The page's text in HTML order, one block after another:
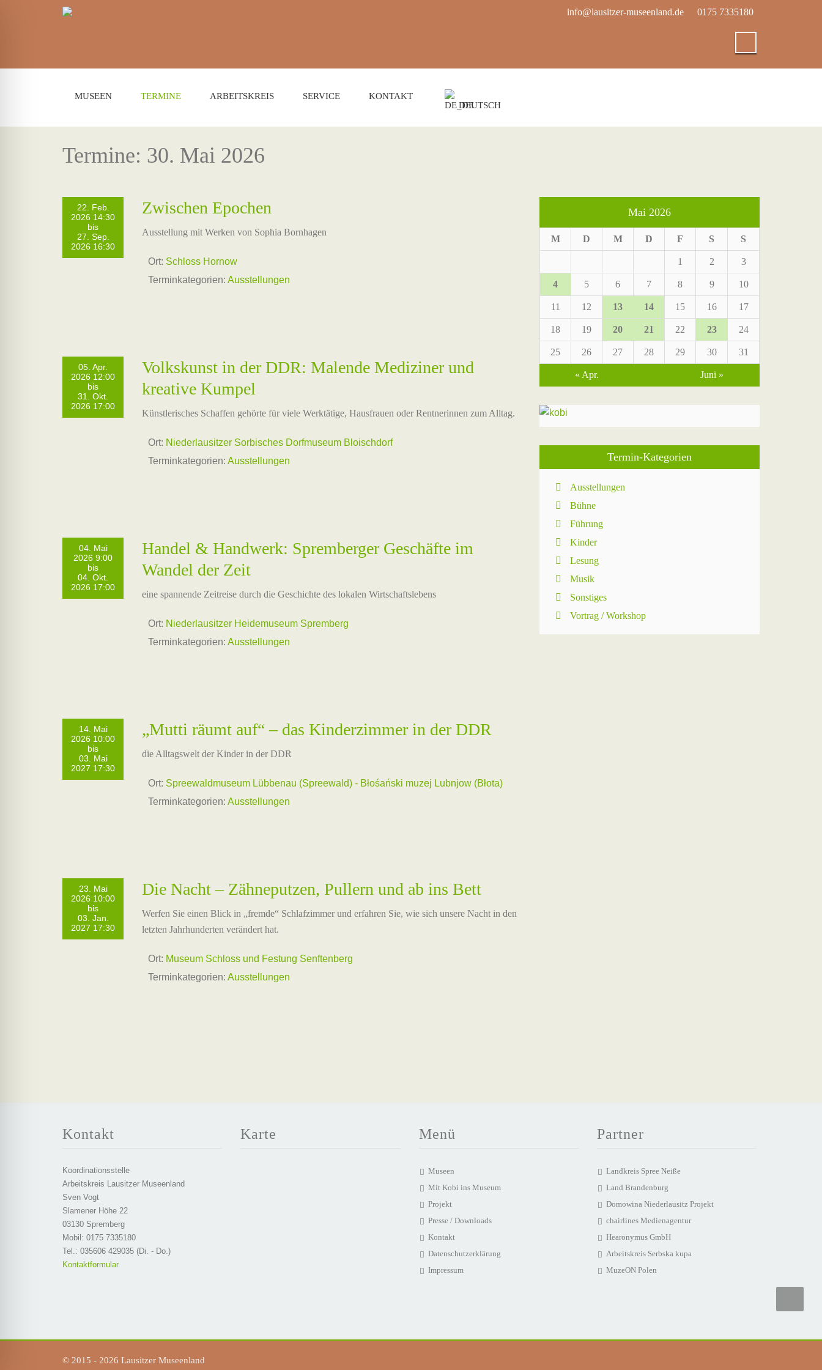
info@lausitzer-museenland.de 0175 7335180
MUSEEN TERMINE ARBEITSKREIS SERVICE
KONTAKT
DEUTSCH
Termine: 30. Mai 2026
22. Feb.
2026 14:30
bis
27. Sep.
2026 16:30
Zwischen Epochen
Ausstellung mit Werken von Sophia Bornhagen
Ort: Schloss Hornow
Terminkategorien: Ausstellungen
05. Apr.
2026 12:00
bis
31. Okt.
2026 17:00
Volkskunst in der DDR: Malende Mediziner und
kreative Kumpel
Künstlerisches Schaffen gehörte für viele Werktätige, Hausfrauen oder Rentnerinnen zum Alltag.
Ort: Niederlausitzer Sorbisches Dorfmuseum Bloischdorf
Terminkategorien: Ausstellungen
04. Mai
2026 9:00
bis
04. Okt.
2026 17:00
Handel & Handwerk: Spremberger Geschäfte im
Wandel der Zeit
eine spannende Zeitreise durch die Geschichte des lokalen Wirtschaftslebens
Ort: Niederlausitzer Heidemuseum Spremberg
Terminkategorien: Ausstellungen
14. Mai
2026 10:00
bis
03. Mai
2027 17:30
„Mutti räumt auf“ – das Kinderzimmer in der DDR
die Alltagswelt der Kinder in der DDR
Ort: Spreewaldmuseum Lübbenau (Spreewald) - Błośański muzej Lubnjow (Błota)
Terminkategorien: Ausstellungen
23. Mai
2026 10:00
bis
03. Jan.
2027 17:30
Die Nacht – Zähneputzen, Pullern und ab ins Bett
Werfen Sie einen Blick in „fremde“ Schlafzimmer und erfahren Sie, wie sich unsere Nacht in den
letzten Jahrhunderten verändert hat.
Ort: Museum Schloss und Festung Senftenberg
Terminkategorien: Ausstellungen
Mai 2026
M D M D F S S
1 2 3
4 5 6 7 8 9 10
11 12 13 14 15 16 17
18 19 20 21 22 23 24
25 26 27 28 29 30 31
« Apr. Juni »
Termin-Kategorien
Ausstellungen
Bühne
Führung
Kinder
Lesung
Musik
Sonstiges
Vortrag / Workshop
Kontakt
Koordinationsstelle
Arbeitskreis Lausitzer Museenland
Sven Vogt
Slamener Höhe 22
03130 Spremberg
Mobil: 0175 7335180
Tel.: 035606 429035 (Di. - Do.)
Kontaktformular
Karte Menü
Museen
Mit Kobi ins Museum
Projekt
Presse / Downloads
Kontakt
Datenschutzerklärung
Impressum
Partner
Landkreis Spree Neiße
Land Brandenburg
Domowina Niederlausitz Projekt
chairlines Medienagentur
Hearonymus GmbH
Arbeitskreis Serbska kupa
MuzeON Polen
© 2015 - 2026 Lausitzer Museenland